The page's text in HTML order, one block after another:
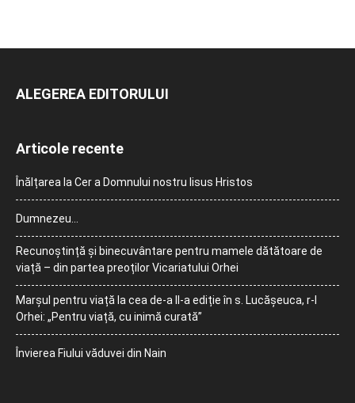
ALEGEREA EDITORULUI
Articole recente
Înălțarea la Cer a Domnului nostru Iisus Hristos
Dumnezeu…
Recunoștință și binecuvântare pentru mamele dătătoare de
viață – din partea preoților Vicariatului Orhei
Marșul pentru viață la cea de-a II-a ediție în s. Lucășeuca, r-l
Orhei: „Pentru viață, cu inimă curată”
Învierea Fiului văduvei din Nain